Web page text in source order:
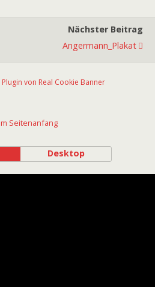
Nächster Beitrag
Angermann_Plakat
von Real Cookie Banner
Seitenanfang
Desktop